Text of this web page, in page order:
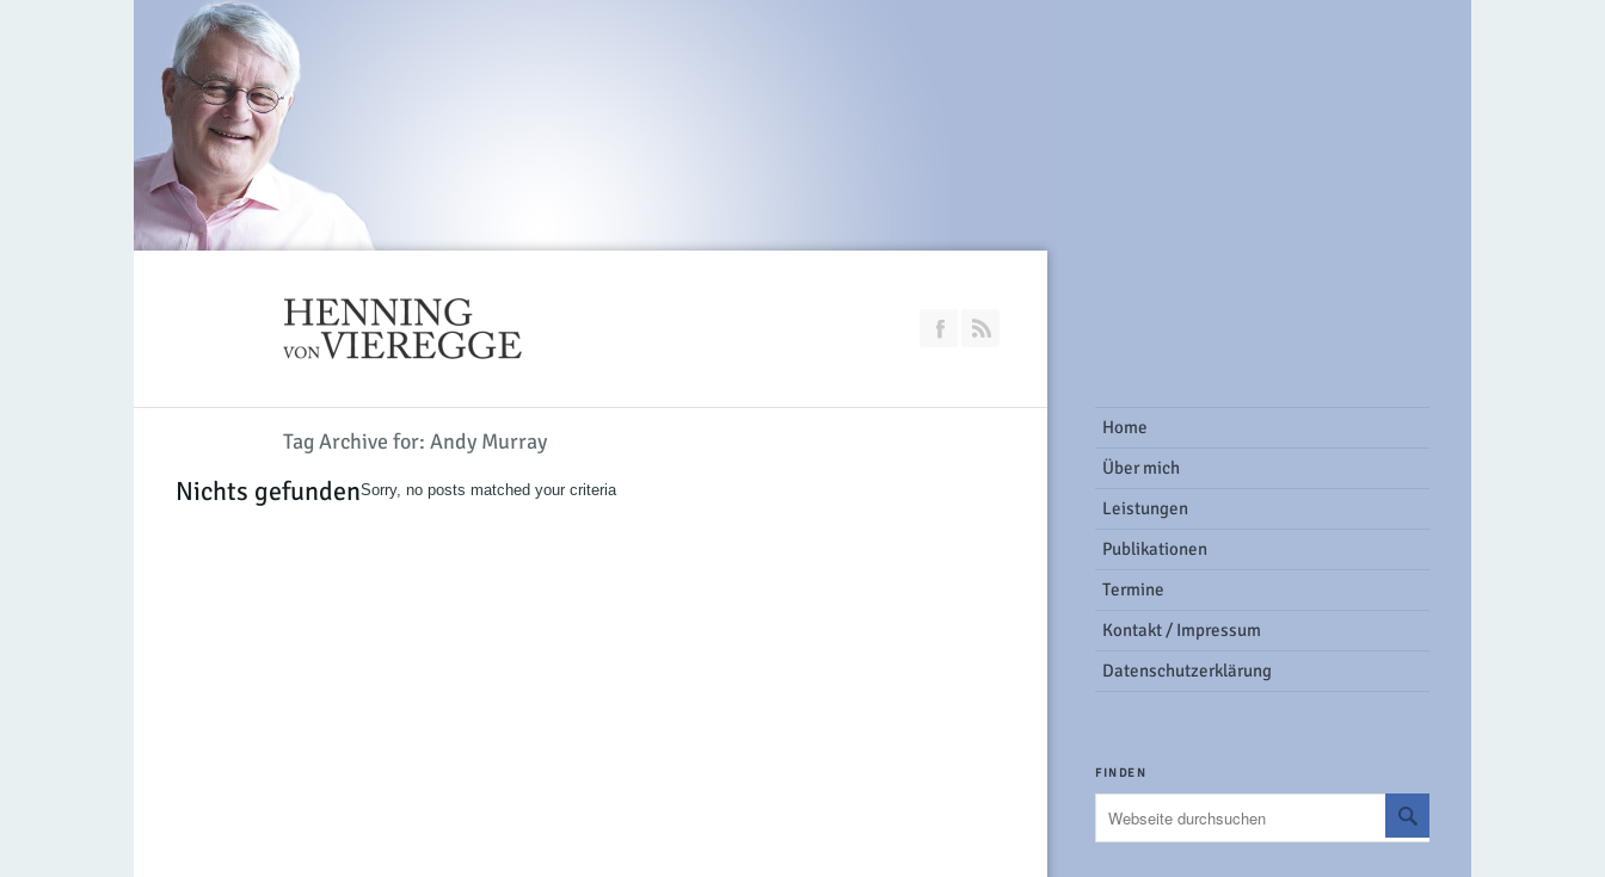
Join our Facebook Group
Tag Archive for: Andy Murray
Nichts gefundenSorry, no posts matched your criteria
Home
Über mich
Leistungen
Publikationen
Termine
Kontakt / Impressum
Datenschutzerklärung
FINDEN